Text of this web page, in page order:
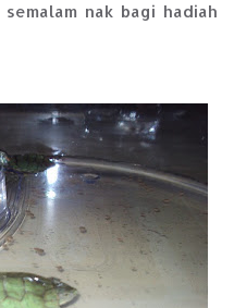
nak bagi hadiah